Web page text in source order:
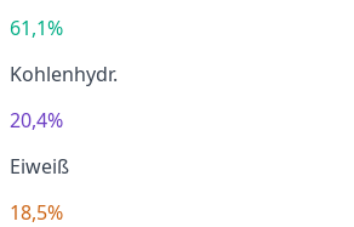
61,1%
Kohlenhydr.
20,4%
Eiweiß
18,5%